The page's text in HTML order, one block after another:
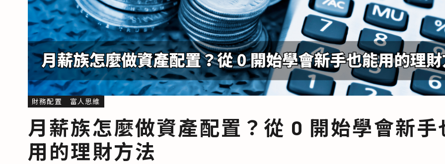
財務配置 富人思維
月薪族怎麼做資產配置？從 0 開始學會新手
用的理財方法